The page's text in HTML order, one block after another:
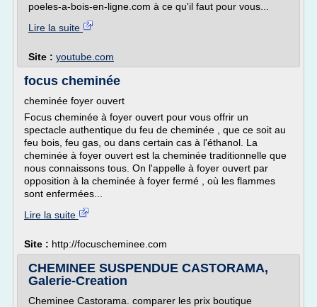
poeles-a-bois-en-ligne.com à ce qu'il faut pour vous...
Lire la suite
Site : youtube.com
focus cheminée
cheminée foyer ouvert
Focus cheminée à foyer ouvert pour vous offrir un
spectacle authentique du feu de cheminée , que ce soit au
feu bois, feu gas, ou dans certain cas à l'éthanol. La
cheminée à foyer ouvert est la cheminée traditionnelle que
nous connaissons tous. On l'appelle à foyer ouvert par
opposition à la cheminée à foyer fermé , où les flammes
sont enfermées...
Lire la suite
Site : http://focuscheminee.com
CHEMINEE SUSPENDUE CASTORAMA,
Galerie-Creation
Cheminee Castorama. comparer les prix boutique